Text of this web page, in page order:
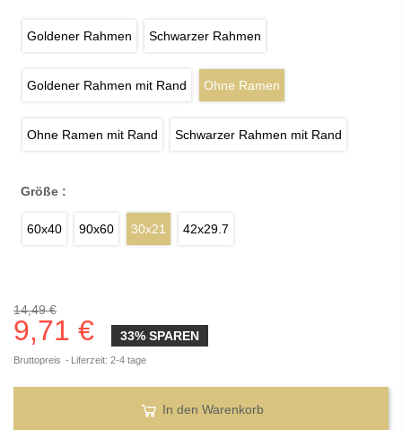
Goldener Rahmen Schwarzer Rahmen
Goldener Rahmen mit Rand Ohne Ramen
Ohne Ramen mit Rand Schwarzer Rahmen mit Rand
Größe :
60x40 90x60 30x21 42x29.7
14,49 €
9,71 € 33% SPAREN
Bruttopreis Liferzeit: 2-4 tage
In den Warenkorb